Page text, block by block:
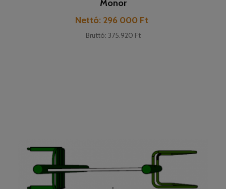
Monor
Pret
Nettó: 296 000 Ft
Bruttó: 375.920 Ft